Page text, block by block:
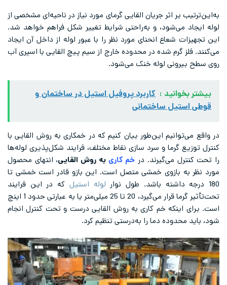
به‌این‌ترتیب بر اثر جریان القایی گرمای مورد نیاز در ناحیه‌ای مشخصی از
لوله ایجاد می‌شود، و به‌راحتی شرایط تغییر شکل فراهم خواهد شد.
این تجهیزات شعاع انحنای مورد نظر را با عبور لوله از داخل آن ایجاد
می‌کنند. فلز گرم شده در محدوده خارج از سیم پیچ القایی با اسپری آب
روی سطح بیرونی لوله خنک می‌شود.
بیشتر بخوانید : کاربرد پروفیل استیل در ساختمان و
قوطی استیل ساختمانی
در واقع می‌توانیم این‌طور بیان کنیم که در خمکاری به روش القایی با
کنترل توزیع گرما و سرد سازی نقاط مختلف، فرایند شکل‌پذیری لوله‌ها
را تحت کنترل می‌گیرند. در خم کاری به روش القایی، انتهای محصول
مورد نظر به بازوی خمشی متصل است. این بازو قادر است خمشی تا
180 درجه داشته باشد. طول نوار
لوله استیل که در این فرایند
تحت‌تأثیر گرما قرار می‌گیرد، 20 تا 25 میلی‌متر یا به عبارتی حدود 1 اینچ
است. برای اینکه خم کاری به روش القایی درست و تحت کنترل انجام
شود، باید محدوده دما را به‌درستی تنظیم کرد.